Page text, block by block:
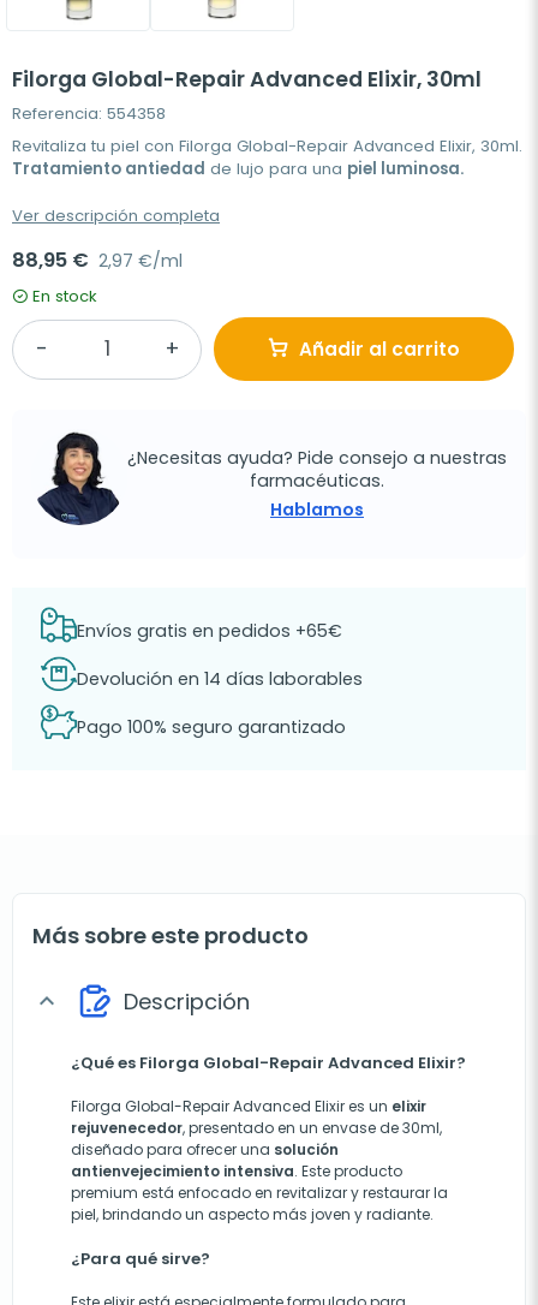
Filorga Global-Repair Advanced Elixir, 30ml
Referencia: 554358
Revitaliza tu piel con Filorga Global-Repair Advanced Elixir, 30ml.
Tratamiento antiedad de lujo para una piel luminosa.
Ver descripción completa
88,95 € 2,97 €/ml
En stock
Añadir al carrito
¿Necesitas ayuda? Pide consejo a nuestras
farmacéuticas.
Hablamos
Envíos gratis en pedidos +65€
Devolución en 14 días laborables
Pago 100% seguro garantizado
Más sobre este producto
expand_more Descripción
¿Qué es Filorga Global-Repair Advanced Elixir?
Filorga Global-Repair Advanced Elixir es un elixir
rejuvenecedor, presentado en un envase de 30ml,
diseñado para ofrecer una solución
antienvejecimiento intensiva. Este producto
premium está enfocado en revitalizar y restaurar la
piel, brindando un aspecto más joven y radiante.
¿Para qué sirve?